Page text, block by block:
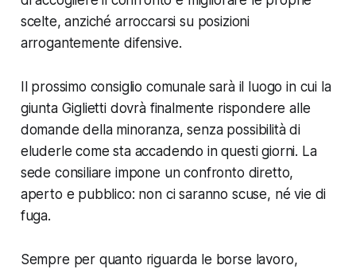
scelte, anziché arroccarsi su posizioni
arrogantemente difensive.
Il prossimo consiglio comunale sarà il luogo in cui la
giunta Giglietti dovrà finalmente rispondere alle
domande della minoranza, senza possibilità di
eluderle come sta accadendo in questi giorni. La
sede consiliare impone un confronto diretto,
aperto e pubblico: non ci saranno scuse, né vie di
fuga.
Sempre per quanto riguarda le borse lavoro,